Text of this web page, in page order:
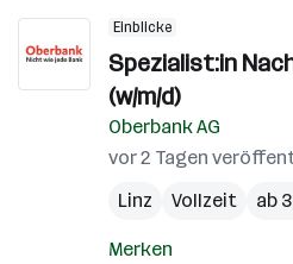
Einblicke
Spezialist:in
(w/m/d)
Oberbank AG
vor 2 Tagen
Linz
Vollzeit ab
Merken